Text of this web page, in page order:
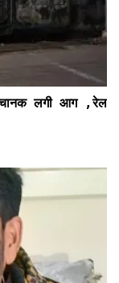
लगी आग ,रेल